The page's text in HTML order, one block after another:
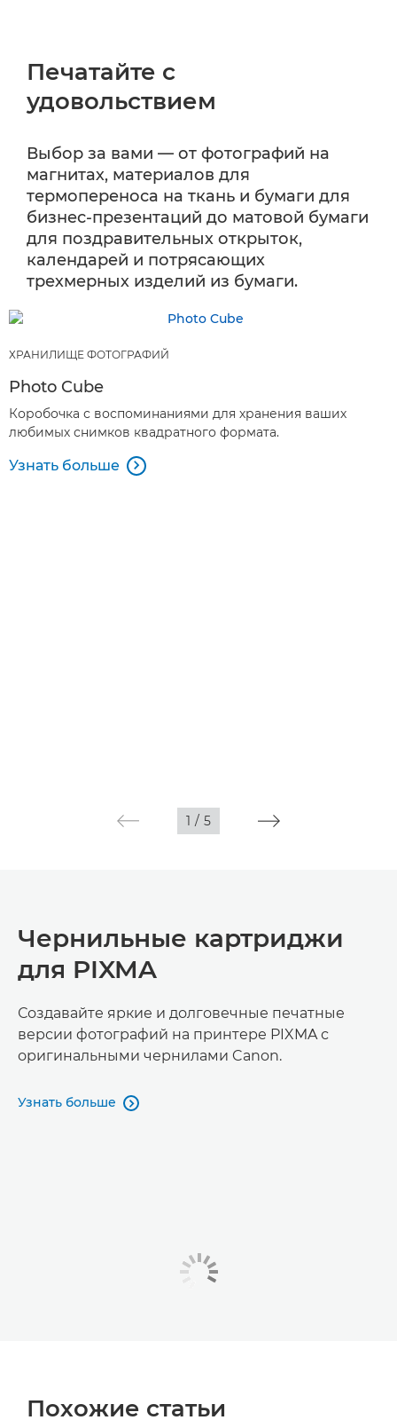
Печатайте с
удовольствием
Выбор за вами — от фотографий на
магнитах, материалов для
термопереноса на ткань и бумаги для
бизнес-презентаций до матовой бумаги
для поздравительных открыток,
календарей и потрясающих
трехмерных изделий из бумаги.
ХРАНИЛИЩЕ ФОТОГРАФИЙ
Photo Cube
Коробочка с воспоминаниями для хранения ваших
любимых снимков квадратного формата.
Узнать больше 
1 / 5
Чернильные картриджи
для PIXMA
Создавайте яркие и долговечные печатные
версии фотографий на принтере PIXMA с
оригинальными чернилами Canon.
Узнать больше 
Похожие статьи